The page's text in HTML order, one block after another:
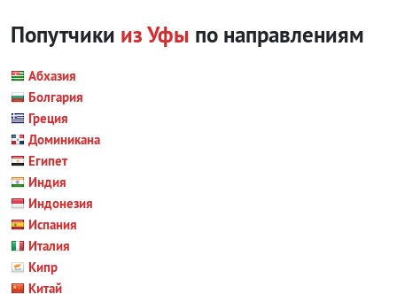
Попутчики из Уфы по направлениям
Абхазия
Болгария
Греция
Доминикана
Египет
Индия
Индонезия
Испания
Италия
Кипр
Китай